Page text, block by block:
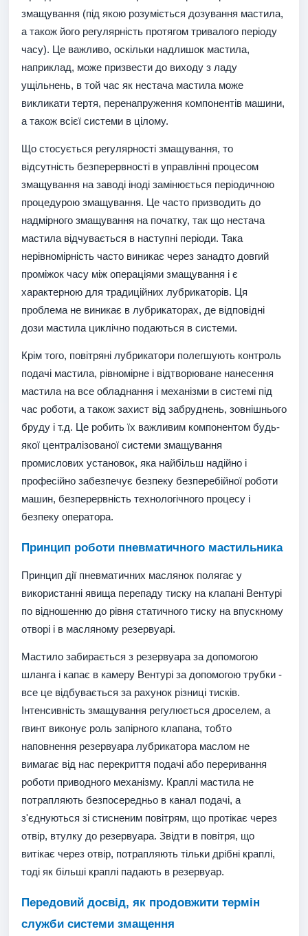
змащування (під якою розуміється дозування мастила,
а також його регулярність протягом тривалого періоду
часу). Це важливо, оскільки надлишок мастила,
наприклад, може призвести до виходу з ладу
ущільнень, в той час як нестача мастила може
викликати тертя, перенапруження компонентів машини,
а також всієї системи в цілому.
Що стосується регулярності змащування, то
відсутність безперервності в управлінні процесом
змащування на заводі іноді замінюється періодичною
процедурою змащування. Це часто призводить до
надмірного змащування на початку, так що нестача
мастила відчувається в наступні періоди. Така
нерівномірність часто виникає через занадто довгий
проміжок часу між операціями змащування і є
характерною для традиційних лубрикаторів. Ця
проблема не виникає в лубрикаторах, де відповідні
дози мастила циклічно подаються в системи.
Крім того, повітряні лубрикатори полегшують контроль
подачі мастила, рівномірне і відтворюване нанесення
мастила на все обладнання і механізми в системі під
час роботи, а також захист від забруднень, зовнішнього
бруду і т.д. Це робить їх важливим компонентом будь-
якої централізованої системи змащування
промислових установок, яка найбільш надійно і
професійно забезпечує безпеку безперебійної роботи
машин, безперервність технологічного процесу і
безпеку оператора.
Принцип роботи пневматичного мастильника
Принцип дії пневматичних маслянок полягає у
використанні явища перепаду тиску на клапані Вентурі
по відношенню до рівня статичного тиску на впускному
отворі і в масляному резервуарі.
Мастило забирається з резервуара за допомогою
шланга і капає в камеру Вентурі за допомогою трубки -
все це відбувається за рахунок різниці тисків.
Інтенсивність змащування регулюється дроселем, а
гвинт виконує роль запірного клапана, тобто
наповнення резервуара лубрикатора маслом не
вимагає від нас перекриття подачі або переривання
роботи приводного механізму. Краплі мастила не
потрапляють безпосередньо в канал подачі, а
з'єднуються зі стисненим повітрям, що протікає через
отвір, втулку до резервуара. Звідти в повітря, що
витікає через отвір, потрапляють тільки дрібні краплі,
тоді як більші краплі падають в резервуар.
Передовий досвід, як продовжити термін
служби системи змащення